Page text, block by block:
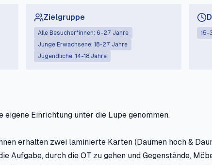
Zielgruppe
Alle Besucher*innen: 6-27 Jahre
Junge Erwachsene: 18-27 Jahre
Jugendliche: 14-18 Jahre
15-
eigene Einrichtung unter die Lupe genommen.
erhalten zwei laminierte Karten (Daumen hoch &
Aufgabe, durch die OT zu gehen und Gegenstände,